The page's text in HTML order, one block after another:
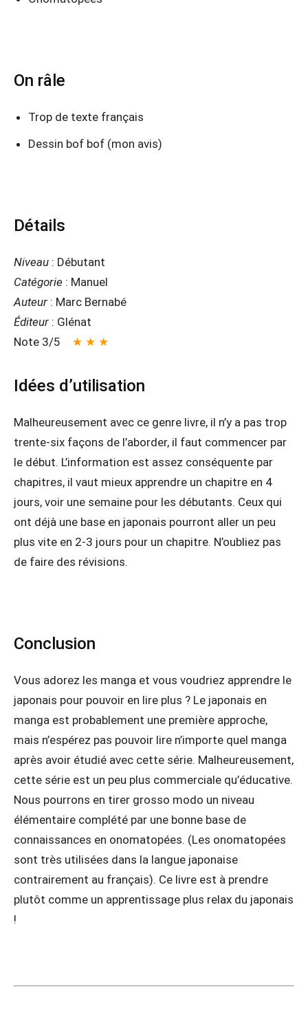
On râle
Trop de texte français
Dessin bof bof (mon avis)
Détails
Niveau : Débutant
Catégorie : Manuel
Auteur : Marc Bernabé
Éditeur : Glénat
Note 3/5 ★ ★ ★
Idées d’utilisation
Malheureusement avec ce genre livre, il n’y a pas trop
trente-six façons de l’aborder, il faut commencer par
le début. L’information est assez conséquente par
chapitres, il vaut mieux apprendre un chapitre en 4
jours, voir une semaine pour les débutants. Ceux qui
ont déjà une base en japonais pourront aller un peu
plus vite en 2-3 jours pour un chapitre. N’oubliez pas
de faire des révisions.
Conclusion
Vous adorez les manga et vous voudriez apprendre le
japonais pour pouvoir en lire plus ? Le japonais en
manga est probablement une première approche,
mais n’espérez pas pouvoir lire n’importe quel manga
après avoir étudié avec cette série. Malheureusement,
cette série est un peu plus commerciale qu’éducative.
Nous pourrons en tirer grosso modo un niveau
élémentaire complété par une bonne base de
connaissances en onomatopées. (Les onomatopées
sont très utilisées dans la langue japonaise
contrairement au français). Ce livre est à prendre
plutôt comme un apprentissage plus relax du japonais
!